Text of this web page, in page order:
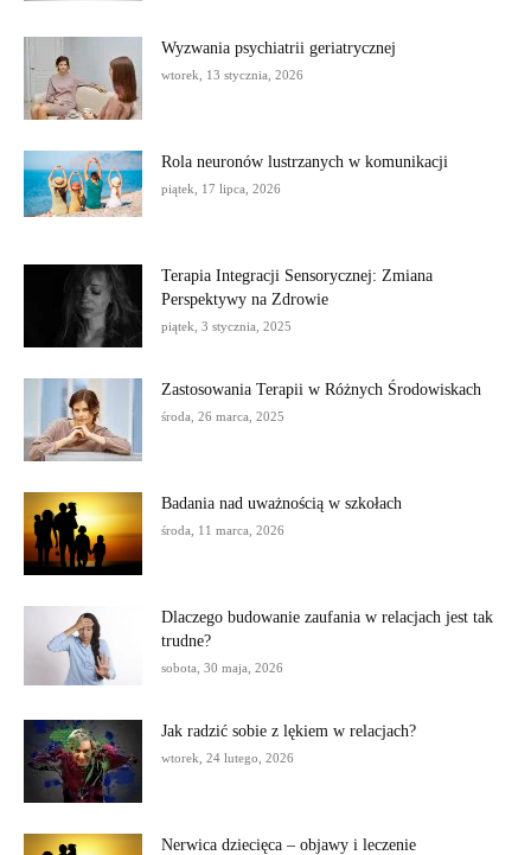
Wyzwania psychiatrii geriatrycznej
wtorek, 13 stycznia, 2026
Rola neuronów lustrzanych w komunikacji
piątek, 17 lipca, 2026
Terapia Integracji Sensorycznej: Zmiana
Perspektywy na Zdrowie
piątek, 3 stycznia, 2025
Zastosowania Terapii w Różnych Środowiskach
środa, 26 marca, 2025
Badania nad uważnością w szkołach
środa, 11 marca, 2026
Dlaczego budowanie zaufania w relacjach jest tak
trudne?
sobota, 30 maja, 2026
Jak radzić sobie z lękiem w relacjach?
wtorek, 24 lutego, 2026
Nerwica dziecięca – objawy i leczenie